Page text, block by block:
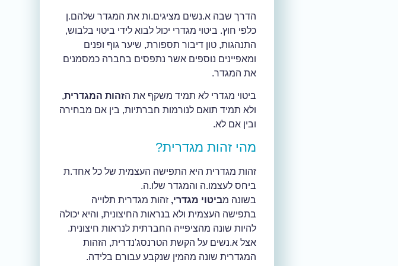
הדרך שבה א.נשים מציגים.ות את המגדר שלהם.ן
כלפי חוץ. ביטוי מגדרי יכול לבוא לידי ביטוי בלבוש,
התנהגות, טון דיבור תספורת, שיער גוף ופנים
ומאפיינים נוספים אשר נתפסים בחברה כמסמנים
את המגדר.
ביטוי מגדרי לא תמיד משקף את הזהות המגדרית,
ולא תמיד תואם לנורמות חברתיות, בין אם מבחירה
ובין אם לא.
מהי זהות מגדרית?
זהות מגדרית היא התפישה העצמית של כל אחד.ת
ביחס לעצמו.ה והמגדר שלו.ה.
בשונה מביטוי מגדרי,זהות מגדרית תלוייה
בתפישה העצמית ולא בנראות החיצונית, והיא יכולה
להיות שונה מהציפייה החברתית לנראות חיצונית.
אצל א.נשים על הקשת הטרנסג'נדרית, הזהות
המגדרית שונה מהמין שנקבע עבורם בלידה.